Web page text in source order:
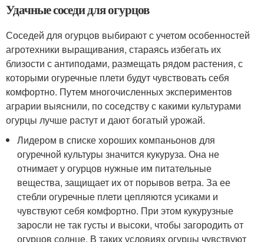
Удачные соседи для огурцов
Соседей для огурцов выбирают с учетом особенностей
агротехники выращивания, стараясь избегать их
близости с антиподами, размещать рядом растения, с
которыми огуречные плети будут чувствовать себя
комфортно. Путем многочисленных экспериментов
аграрии выяснили, по соседству с какими культурами
огурцы лучше растут и дают богатый урожай.
Лидером в списке хороших компаньонов для
огуречной культуры значится кукуруза. Она не
отнимает у огурцов нужные им питательные
вещества, защищает их от порывов ветра. За ее
стебли огуречные плети цепляются усиками и
чувствуют себя комфортно. При этом кукурузные
заросли не так густы и высоки, чтобы загородить от
огурцов солнце. В таких условиях огурцы чувствуют